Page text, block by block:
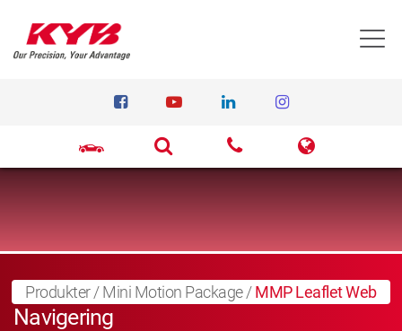
Produkter/Mini Motion Package/MMP Leaflet Web
Navigering